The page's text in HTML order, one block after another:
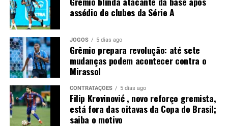
um zagueiro canhoto para suprir a saída de Viery. Caso
Wagner Leonardo seja vendido, a diretoria deverá
intensificar a procura por dois defensores.
Neste cenário, a tendência é de que o Corinthians não
avance nas tratativas. Sem possibilidade de registrar o
atleta e diante da exigência do Grêmio por uma venda, a
negociação perdeu força nos bastidores.
Foto: Lucas Uebel / Grêmio
assédio de clubes da Série A
JOGOS 5 dias ago
Grêmio prepara revolução: até sete
mudanças podem acontecer contra o
Mirassol
CONTRATAÇÕES 5 dias ago
Filip Krovinović , novo reforço gremista,
está fora das oitavas da Copa do Brasil;
saiba o motivo